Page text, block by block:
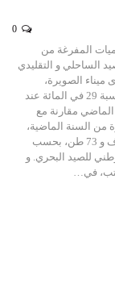
المفرغة من
الساحلي و التقليدي
الصويرة،
إنخفاضا بنسبة 29 في المائة عند
مقارنة مع
من السنة الماضية،
لتبلغ 10 آلاف و 73 طن، بحسب
للصيد البحري. و
في…